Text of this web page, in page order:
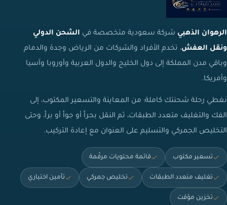
الرهوان الذهبي شركة سعودية متخصصة في الشحن الدولي
ونقل العفش، تخدم الأفراد والشركات من الرياض وجدة والدمام
وباقي مدن المملكة إلى دول الخليج والدول العربية وأوروبا وآسيا
وأمريكا.
نغطي رحلة شحنتك كاملة: من المعاينة والتسعير المكتوب، إلى
الفك والتغليف متعدد الطبقات، ثم النقل بحراً أو جواً أو براً، وحتى
التخليص الجمركي والتسليم على العنوان مع إعادة التركيب.
تسعير مكتوب قائمة محتويات مرقّمة
تغليف متعدد الطبقات تخليص جمركي تأمين اختياري
تخزين مؤقت